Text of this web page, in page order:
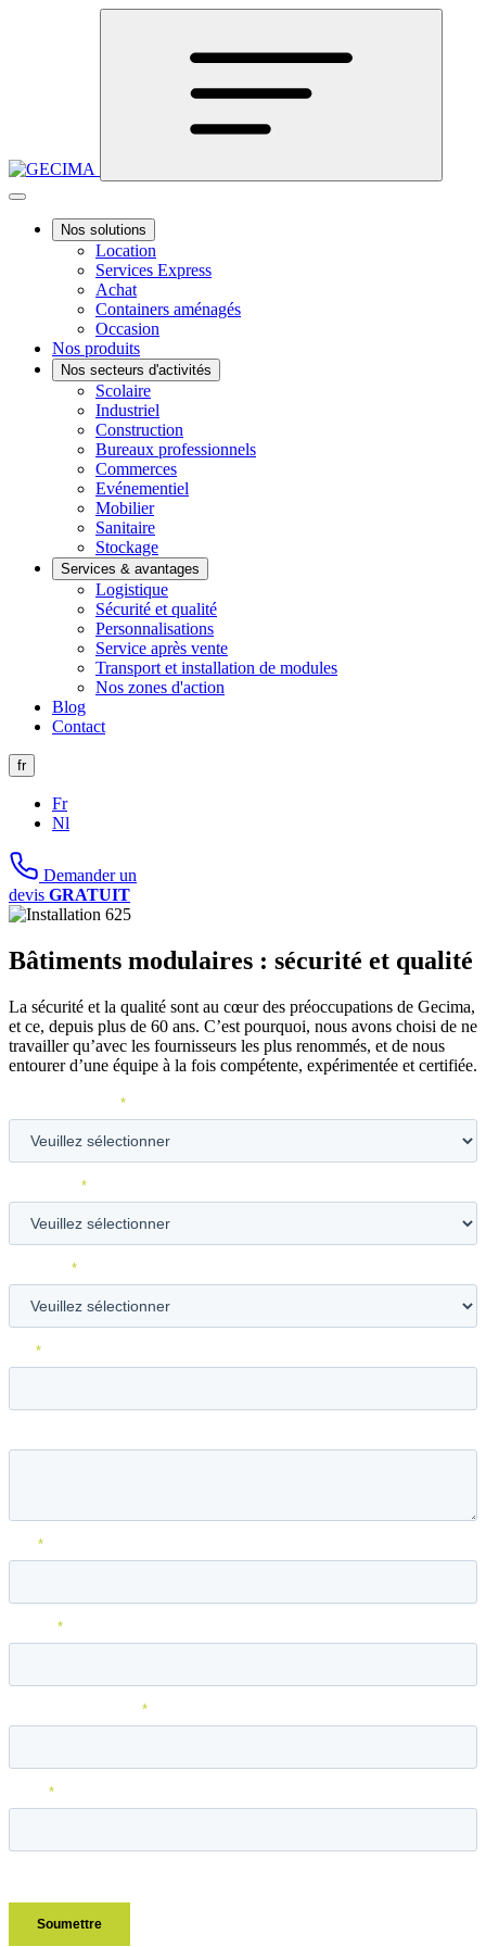
Nos solutions
Location
Services Express
Achat
Containers aménagés
Occasion
Nos produits
Nos secteurs d'activités
Scolaire
Industriel
Construction
Bureaux professionnels
Commerces
Evénementiel
Mobilier
Sanitaire
Stockage
Services & avantages
Logistique
Sécurité et qualité
Personnalisations
Service après vente
Transport et installation de modules
Nos zones d'action
Blog
Contact
fr
Fr
Nl
Demander un
devis GRATUIT
Bâtiments modulaires : sécurité et qualité
La sécurité et la qualité sont au cœur des préoccupations de Gecima,
et ce, depuis plus de 60 ans. C’est pourquoi, nous avons choisi de ne
travailler qu’avec les fournisseurs les plus renommés, et de nous
entourer d’une équipe à la fois compétente, expérimentée et certifiée.